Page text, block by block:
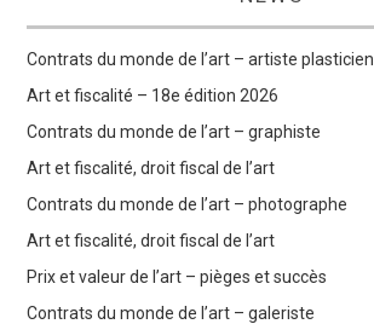
Contrats du monde de l’art – artiste plasticien
Art et fiscalité – 18e édition 2026
Contrats du monde de l’art – graphiste
Art et fiscalité, droit fiscal de l’art
Contrats du monde de l’art – photographe
Art et fiscalité, droit fiscal de l’art
Prix et valeur de l’art – pièges et succès
Contrats du monde de l’art – galeriste